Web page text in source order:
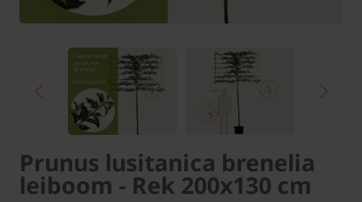
Prunus lusitanica brenelia
leiboom - Rek 200x130 cm